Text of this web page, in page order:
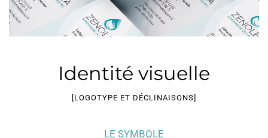
Identité visuelle
[LOGOTYPE ET DÉCLINAISONS]
LE SYMBOLE